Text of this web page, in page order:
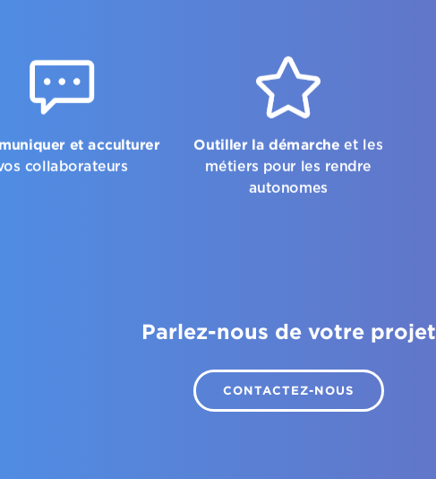
et acculturer
collaborateurs
Outiller la démarche et les
métiers pour les rendre
autonomes
Parlez-nous de votre projet
CONTACTEZ-NOUS